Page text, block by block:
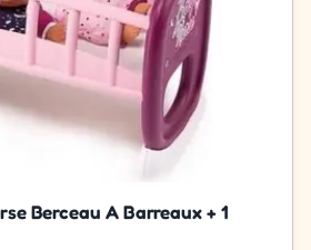
Berceau A Barreaux + 1